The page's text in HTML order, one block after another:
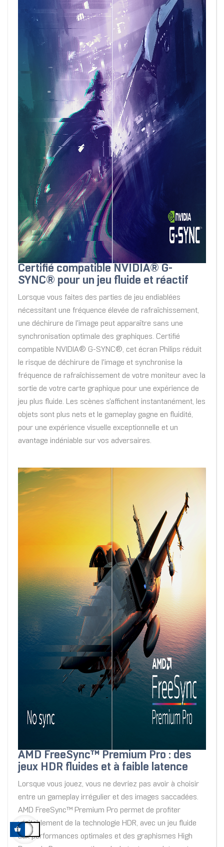
Certifié compatible NVIDIA® G-
SYNC® pour un jeu fluide et réactif
Lorsque vous faites des parties de jeu endiablées
nécessitant une fréquence élevée de rafraîchissement,
une déchirure de l'image peut apparaître sans une
synchronisation optimale des graphiques. Certifié
compatible NVIDIA® G-SYNC®, cet écran Philips réduit
le risque de déchirure de l'image et synchronise la
fréquence de rafraîchissement de votre moniteur avec la
sortie de votre carte graphique pour une expérience de
jeu plus fluide. Les scènes s'affichent instantanément, les
objets sont plus nets et le gameplay gagne en fluidité,
pour une expérience visuelle exceptionnelle et un
avantage indéniable sur vos adversaires.
AMD FreeSync™ Premium Pro : des
jeux HDR fluides et à faible latence
Lorsque vous jouez, vous ne devriez pas avoir à choisir
entre un gameplay irrégulier et des images saccadées.
AMD FreeSync™ Premium Pro permet de profiter
véritablement de la technologie HDR, avec un jeu fluide
aux performances optimales et des graphismes High